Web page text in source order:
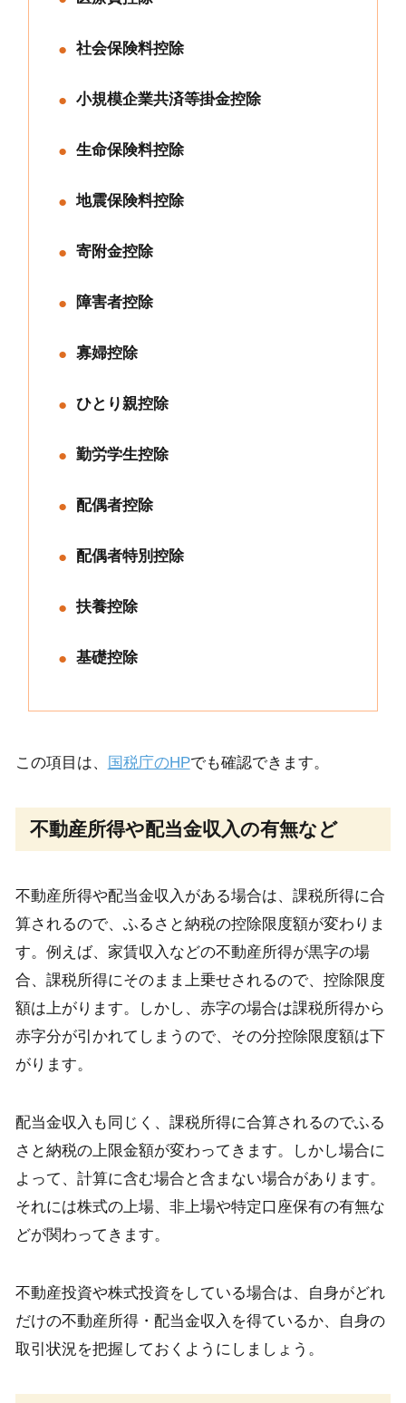
社会保険料控除
小規模企業共済等掛金控除
生命保険料控除
地震保険料控除
寄附金控除
障害者控除
寡婦控除
ひとり親控除
勤労学生控除
配偶者控除
配偶者特別控除
扶養控除
基礎控除
この項目は、 国税庁のHPでも確認できます。
不動産所得や配当金収入の有無など
不動産所得や配当金収入がある場合は、課税所得に合
算されるので、ふるさと納税の控除限度額が変わりま
す。例えば、家賃収入などの不動産所得が黒字の場
合、課税所得にそのまま上乗せされるので、控除限度
額は上がります。しかし、赤字の場合は課税所得から
赤字分が引かれてしまうので、その分控除限度額は下
がります。
配当金収入も同じく、課税所得に合算されるのでふる
さと納税の上限金額が変わってきます。しかし場合に
よって、計算に含む場合と含まない場合があります。
それには株式の上場、非上場や特定口座保有の有無な
どが関わってきます。
不動産投資や株式投資をしている場合は、自身がどれ
だけの不動産所得・配当金収入を得ているか、自身の
取引状況を把握しておくようにしましょう。